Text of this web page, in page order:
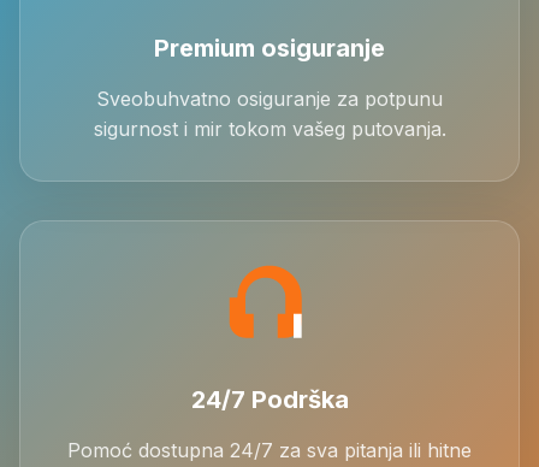
Premium osiguranje
Sveobuhvatno osiguranje za potpunu
sigurnost i mir tokom vašeg putovanja.
24/7 Podrška
Pomoć dostupna 24/7 za sva pitanja ili hitne